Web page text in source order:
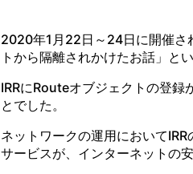
2020年1月22日～24日に開催さ
トから隔離されかけたお話」と
IRRにRouteオブジェクトの登録
とでした。
ネットワークの運用において
サービスが、インターネットの